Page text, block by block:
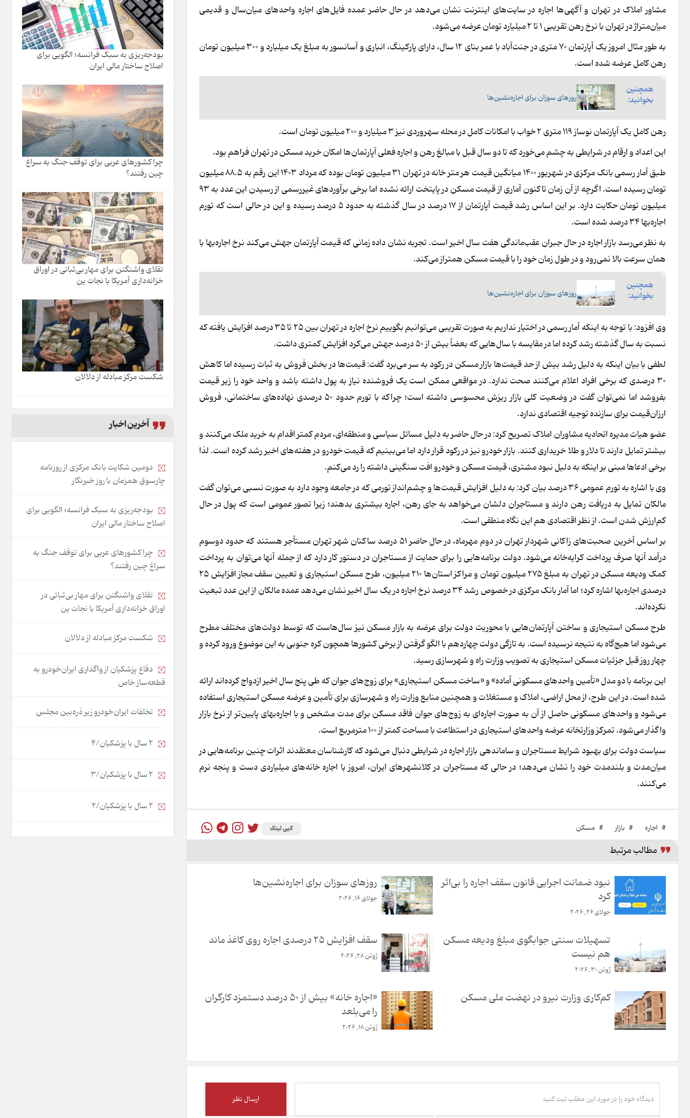
مشاور املاک در تهران و آگهی‌ها اجاره در سایت‌های اینترنت نشان می‌دهد در حال حاضر عمده فایل‌های اجاره واحدهای میان‌سال و قدیمی
میان‌متراژ در تهران با نرخ رهن تقریبی ۱ تا ۲ میلیارد تومان عرضه می‌شود.
به طور مثال امروز یک آپارتمان ۷۰ متری در جنت‌آباد با عمر بنای ۱۲ سال، دارای پارکینگ، انباری و آسانسور به مبلغ یک میلیارد و ۳۰۰ میلیون تومان
رهن کامل عرضه شده است.
همچنین
بخوانید:
روزهای سوزان برای اجاره‌نشین‌ها
رهن کامل یک آپارتمان نوساز ۱۱۹ متری ۲ خواب با امکانات کامل در محله سهروردی نیز ۳ میلیارد و ۲۰۰ میلیون تومان است.
این اعداد و ارقام در شرایطی به چشم می‌خورد که تا دو سال قبل با مبالغ رهن و اجاره فعلی آپارتمان‌ها امکان خرید مسکن در تهران فراهم بود.
طبق آمار رسمی بانک مرکزی در شهریور ۱۴۰۰ میانگین قیمت هر متر خانه در تهران ۳۱ میلیون تومان بوده که مرداد ۱۴۰۳ این رقم به ۸۸.۵ میلیون
تومان رسیده است. اگرچه از آن زمان تاکنون آماری از قیمت مسکن در پایتخت ارائه نشده اما برخی برآوردهای غیررسمی از رسیدن این عدد به ۹۳
میلیون تومان حکایت دارد. بر این اساس رشد قیمت آپارتمان از ۱۷ درصد در سال گذشته به حدود ۵ درصد رسیده و این در حالی است که تورم
اجاره‌بها ۳۴ درصد شده است.
به نظر می‌رسد بازار اجاره در حال جبران عقب‌ماندگی هفت سال اخیر است. تجربه نشان داده زمانی که قیمت آپارتمان جهش می‌کند نرخ اجاره‌بها با
همان سرعت بالا نمی‌رود و در طول زمان خود را با قیمت مسکن همتراز می‌کند.
همچنین
بخوانید:
روزهای سوزان برای اجاره‌نشین‌ها
وی افزود: با توجه به اینکه آمار رسمی در اختیار نداریم به صورت تقریبی می‌توانیم بگوییم نرخ اجاره در تهران بین ۲۵ تا ۳۵ درصد افزایش یافته که
نسبت به سال گذشته رشد کرده اما در مقایسه با سال‌هایی که بعضاً بیش از ۵۰ درصد جهش می‌کرد افزایش کمتری داشت.
لطفی با بیان اینکه به دلیل رشد بیش از حد قیمت‌ها بازار مسکن در رکود به سر می‌برد گفت: قیمت‌ها در بخش فروش به ثبات رسیده اما کاهش
۳۰ درصدی که برخی افراد اعلام می‌کنند صحت ندارد. در مواقعی ممکن است یک فروشنده نیاز به پول داشته باشد و واحد خود را زیر قیمت
بفروشد اما نمی‌توان گفت در وضعیت کلی بازار ریزش محسوسی داشته است؛ چراکه با تورم حدود ۵۰ درصدی نهاده‌های ساختمانی، فروش
ارزان‌قیمت برای سازنده توجیه اقتصادی ندارد.
عضو هیات مدیره اتحادیه مشاوران املاک تصریح کرد: در حال حاضر به دلیل مسائل سیاسی و منطقه‌ای، مردم کمتر اقدام به خرید ملک می‌کنند و
بیشتر تمایل دارند تا دلار و طلا خریداری کنند. بازار خودرو نیز در رکود قرار دارد اما می‌بینیم که قیمت خودرو در هفته‌های اخیر رشد کرده است. لذا
برخی ادعاها مبنی بر اینکه به دلیل نبود مشتری، قیمت مسکن و خودرو افت سنگینی داشته را رد می‌کنم.
وی با اشاره به تورم عمومی ۳۶ درصد بیان کرد: به دلیل افزایش قیمت‌ها و چشم‌انداز تورمی که در جامعه وجود دارد به صورت نسبی می‌توان گفت
مالکان تمایل به دریافت رهن دارند و مستاجران دلشان می‌خواهد به جای رهن، اجاره بیشتری بدهند؛ زیرا تصور عمومی است که پول در حال
کم‌ارزش شدن است. از نظر اقتصادی هم این نگاه منطقی است.
بر اساس آخرین صحبت‌های زاکانی شهردار تهران در دوم مهرماه، در حال حاضر ۵۱ درصد ساکنان شهر تهران مستأجر هستند که حدود دوسوم
درآمد آنها صرف پرداخت کرایه‌خانه می‌شود. دولت برنامه‌هایی را برای حمایت از مستاجران در دستور کار دارد که از جمله آنها می‌توان به پرداخت
کمک ودیعه مسکن در تهران به مبلغ ۲۷۵ میلیون تومان و مراکز استان‌ها ۲۱۰ میلیون، طرح مسکن استیجاری و تعیین سقف مجاز افزایش ۲۵
درصدی اجاره‌بها اشاره کرد؛ اما آمار بانک مرکزی در خصوص رشد ۳۴ درصد نرخ اجاره در یک سال اخیر نشان می‌دهد عمده مالکان از این عدد تبعیت
نکرده‌اند.
طرح مسکن استیجاری و ساختن آپارتمان‌هایی با محوریت دولت برای عرضه به بازار مسکن نیز سال‌هاست که توسط دولت‌های مختلف مطرح
می‌شود اما هیچ‌گاه به نتیجه نرسیده است. به تازگی دولت چهاردهم با الگو گرفتن از برخی کشورها همچون کره جنوبی به این موضوع ورود کرده و
چهار روز قبل جزئیات مسکن استیجاری به تصویب وزارت راه و شهرسازی رسید.
این برنامه با دو مدل «تأمین واحدهای مسکونی آماده» و «ساخت مسکن استیجاری» برای زوج‌های جوان که طی پنج سال اخیر ازدواج کرده‌اند ارائه
شده است. در این طرح، از محل اراضی، املاک و مستغلات و همچنین منابع وزارت راه و شهرسازی برای تأمین و عرضه مسکن استیجاری استفاده
می‌شود و واحدهای مسکونی حاصل از آن به صورت اجاره‌ای به زوج‌های جوان فاقد مسکن برای مدت مشخص و با اجاره‌بهای پایین‌تر از نرخ بازار
واگذار می‌شود. تمرکز وزارتخانه عرضه واحدهای استیجاری در استطاعت با مساحت کمتر از ۱۰۰ مترمربع است.
سیاست دولت برای بهبود شرایط مستاجران و ساماندهی بازار اجاره در شرایطی دنبال می‌شود که کارشناسان معتقدند اثرات چنین برنامه‌هایی در
میان‌مدت و بلندمدت خود را نشان می‌دهد؛ در حالی که مستاجران در کلانشهرهای ایران، امروز با اجاره خانه‌های میلیاردی دست و پنجه نرم
می‌کنند.
# اجاره # بازار # مسکن کپی لینک
مطالب مرتبط
نبود ضمانت اجرایی قانون سقف اجاره را بی‌اثر
کرد
جولای 26, 2026
روزهای سوزان برای اجاره‌نشین‌ها
جولای 16, 2026
تسهیلات سنتی جوابگوی مبلغ ودیعه مسکن
هم نیست
ژوئن 30, 2026
سقف افزایش 25 درصدی اجاره روی کاغذ ماند
ژوئن 28, 2026
کم‌کاری وزارت نیرو در نهضت ملی مسکن
«اجاره خانه» بیش از ۵۰ درصد دستمزد کارگران
را می‌بلعد
ژوئن 18, 2026
بودجه‌ریزی به سبک فرانسه؛ الگویی برای
اصلاح ساختار مالی ایران
چرا کشورهای عربی برای توقف جنگ به سراغ
چین رفتند؟
تقلای واشنگتن برای مهار بی‌ثباتی در اوراق
خزانه‌داری آمریکا با نجات ین
شکست مرکز مبادله از دلالان
آخرین اخبار
دومین شکایت بانک مرکزی از روزنامه
چارسوق همزمان با روز خبرنگار
بودجه‌ریزی به سبک فرانسه؛ الگویی برای
اصلاح ساختار مالی ایران
چرا کشورهای عربی برای توقف جنگ به
سراغ چین رفتند؟
تقلای واشنگتن برای مهار بی‌ثباتی در
اوراق خزانه‌داری آمریکا با نجات ین
شکست مرکز مبادله از دلالان
دفاع پزشکیان از واگذاری ایران‌خودرو به
قطعه‌ساز خاص
تخلفات ایران‌خودرو زیر ذره‌بین مجلس